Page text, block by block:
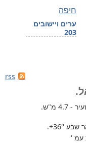
חיפה
ערים ויישובים
203
rss
מ"ש.
שבע +36°
.